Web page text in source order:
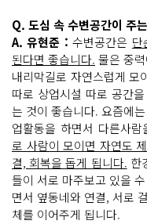
Q. 도심 속 수변공간이 주
A. 유현준 : 수변공간은 단
된다면 좋습니다. 물은 중
내리막길로 자연스럽게 모
따로 상업시설 따로 공간
는 것이 좋습니다. 요즘에
업활동을 하면서 다른사
로 사람이 모이면 자연도
결, 회복을 돕게 됩니다. 한
들이 서로 마주보고 있을
면서 옆동네와 연결, 서로
체를 이어주게 됩니다.